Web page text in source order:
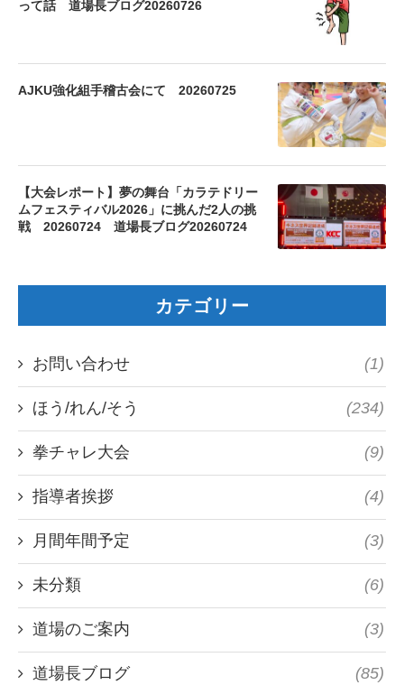
って話 道場長ブログ20260726
AJKU強化組手稽古会にて 20260725
【大会レポート】夢の舞台「カラテドリー
ムフェスティバル2026」に挑んだ2人の挑
戦 20260724 道場長ブログ20260724
カテゴリー
お問い合わせ (1)
ほう/れん/そう (234)
拳チャレ大会 (9)
指導者挨拶 (4)
月間年間予定 (3)
未分類 (6)
道場のご案内 (3)
道場長ブログ (85)